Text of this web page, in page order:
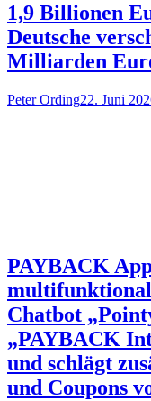
1,9 Billionen
Deutsche
Milliarden
Peter Ording22. Juni
PAYBACK
Chatbot
„PAYBACK
und schlägt
und Coupons